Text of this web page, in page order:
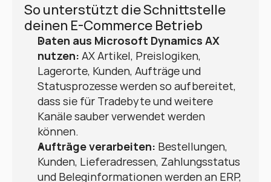
So unterstützt die Schnittstelle
deinen E-Commerce Betrieb
Daten aus Microsoft Dynamics AX
nutzen: AX Artikel, Preislogiken,
Lagerorte, Kunden, Aufträge und
Statusprozesse werden so aufbereitet,
dass sie für Tradebyte und weitere
Kanäle sauber verwendet werden
können.
Aufträge verarbeiten: Bestellungen,
Kunden, Lieferadressen, Zahlungsstatus
und Beleginformationen werden an ERP,